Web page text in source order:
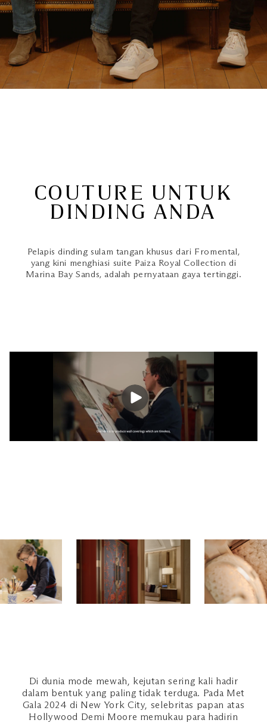
COUTURE UNTUK
DINDING ANDA
Pelapis dinding sulam tangan khusus dari Fromental,
yang kini menghiasi suite Paiza Royal Collection di
Marina Bay Sands, adalah pernyataan gaya tertinggi.
Di dunia mode mewah, kejutan sering kali hadir
dalam bentuk yang paling tidak terduga. Pada Met
Gala 2024 di New York City, selebritas papan atas
Hollywood Demi Moore memukau para hadirin